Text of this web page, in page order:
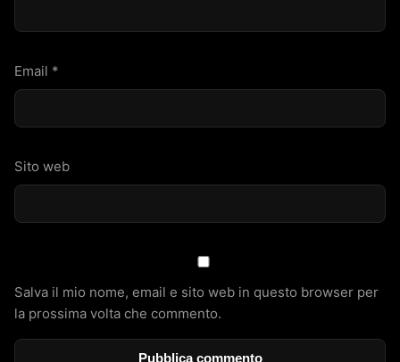
Email *
Sito web
Salva il mio nome, email e sito web in questo browser per
la prossima volta che commento.